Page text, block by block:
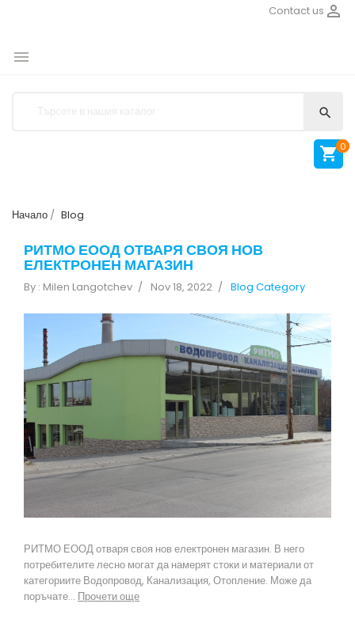

Contact us


 0
Начало Blog
РИТМО ЕООД ОТВАРЯ СВОЯ НОВ
ЕЛЕКТРОНЕН МАГАЗИН
By : Milen Langotchev Nov 18, 2022 Blog Category
РИТМО ЕООД отваря своя нов електронен магазин. В него
потребителите лесно могат да намерят стоки и материали от
категориите Водопровод, Канализация, Отопление. Може да
поръчате... Прочети още